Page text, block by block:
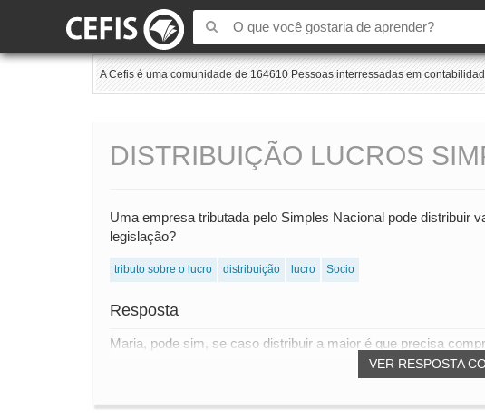
A Cefis é uma comunidade de 164610 Pessoas interressadas em
DISTRIBUIÇÃO LUCROS
Uma empresa tributada pelo Simples Nacional pode distribuir
legislação?
tributo sobre o lucro distribuição lucro Socio
Resposta
VER RESPOSTA
Maria, pode sim, se caso distribuir a maior é que precisa